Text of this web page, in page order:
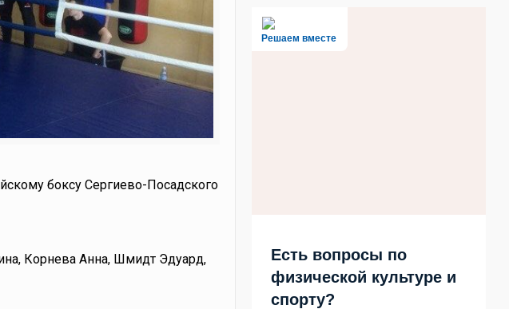
боксу Сергиево-Посадского
Корнева Анна, Шмидт Эдуард,
Решаем вместе
Есть вопросы по
физической культуре и
спорту?